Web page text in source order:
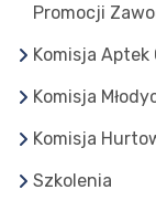
Promocji
Komisja
Komisja
Komisja
Szkolenia